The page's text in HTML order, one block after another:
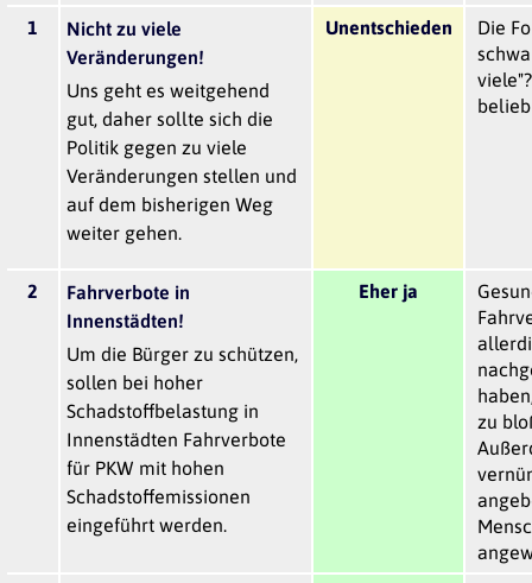
1
Nicht zu viele
Veränderungen!
Uns geht es weitgehend
gut, daher sollte sich die
Politik gegen zu viele
Veränderungen stellen und
auf dem bisherigen Weg
weiter gehen.
Unentschieden
Die
2
Fahrverbote in
Innenstädten!
Um die Bürger zu schützen,
sollen bei hoher
Schadstoffbelastung in
Innenstädten Fahrverbote
für PKW mit hohen
Schadstoffemissionen
eingeführt werden.
Eher ja
zu